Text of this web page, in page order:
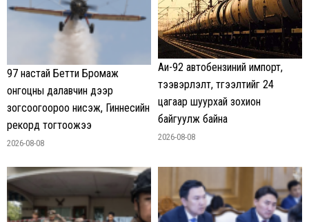
97 настай Бетти Бромаж
онгоцны далавчин дээр
зогсоогоороо нисэж, Гиннесийн
рекорд тогтоожээ
2026-08-08
Аи-92 автобензиний импорт,
тээвэрлэлт, түгээлтийг 24
цагаар шуурхай зохион
байгуулж байна
2026-08-08